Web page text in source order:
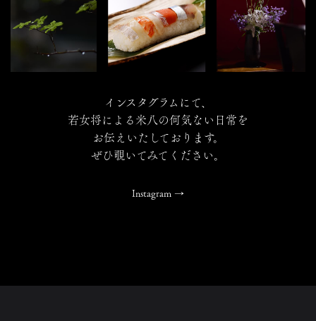
インスタグラムにて、
若女将による米八の何気ない日常を
お伝えいたしております。
ぜひ覗いてみてください。
Instagram →